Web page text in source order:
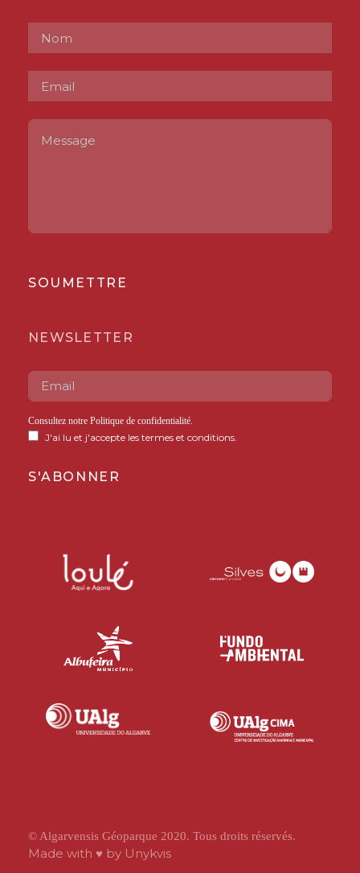
SOUMETTRE
NEWSLETTER
Consultez notre Politique de confidentialité.
J'ai lu et j'accepte les termes et conditions.
© Algarvensis Géoparque 2020. Tous droits réservés.
Made with ♥ by Unykvis